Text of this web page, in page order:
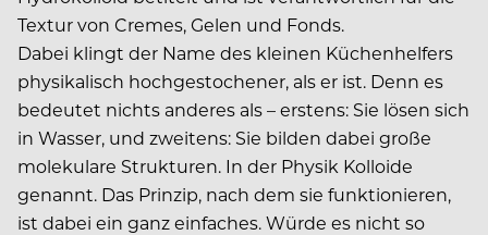
Textur von Cremes, Gelen und Fonds.
Dabei klingt der Name des kleinen Küchenhelfers
physikalisch hochgestochener, als er ist. Denn es
bedeutet nichts anderes als – erstens: Sie lösen sich
in Wasser, und zweitens: Sie bilden dabei große
molekulare Strukturen. In der Physik Kolloide
genannt. Das Prinzip, nach dem sie funktionieren,
ist dabei ein ganz einfaches. Würde es nicht so